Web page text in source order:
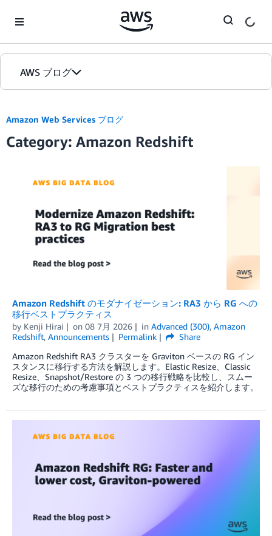
AWS ブログ
カテゴリ
Amazon Web Services ブログ
Category: Amazon Redshift
Amazon Redshift のモダナイゼーション: RA3 から RG への
移行ベストプラクティス
by Kenji Hirai on 08 7月 2026 in Advanced (300), Amazon
Redshift, Announcements Permalink
Share
Amazon Redshift RA3 クラスターを Graviton ベースの RG イン
スタンスに移行する方法を解説します。Elastic Resize、Classic
Resize、Snapshot/Restore の 3 つの移行戦略を比較し、スムー
ズな移行のための考慮事項とベストプラクティスを紹介します。